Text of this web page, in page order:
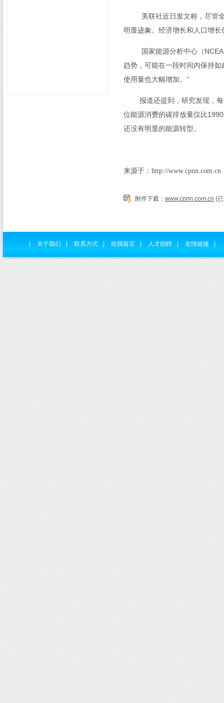
美联社近日发文称，尽管全
明显迹象。经济增长和人口增
国家能源分析中心（NCEA
趋势，可能在一段时间内保持
使用量也大幅增加。”
报道还提到，研究发现，每
位能源消费的碳排放量仅比1990
还没有明显的能源转型。
来源于： http://www.cpnn.com.cn
附件下载： www.cpnn.com.cn (
关于我们 联系方式 给我留言 人才招聘 友情链接